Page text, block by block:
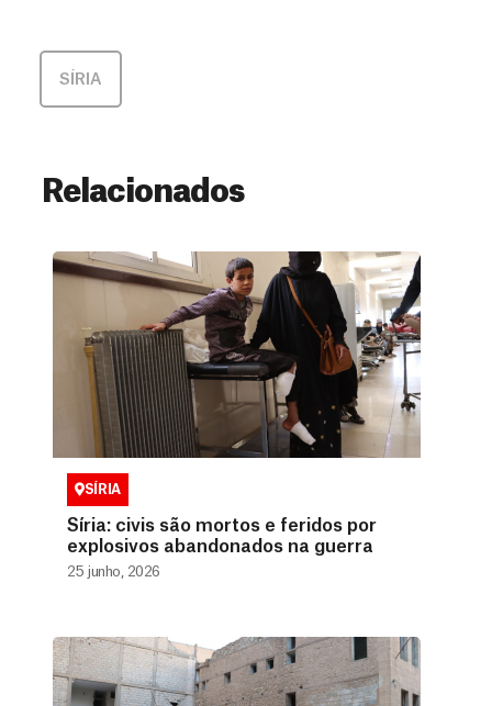
SÍRIA
Relacionados
SÍRIA
Síria: civis são mortos e feridos por
explosivos abandonados na guerra
25 junho, 2026